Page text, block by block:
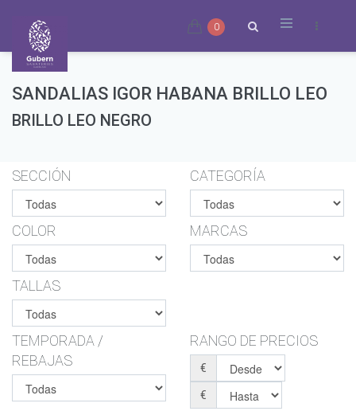
0
SANDALIAS IGOR HABANA BRILLO LEO
BRILLO LEO NEGRO
SECCIÓN CATEGORÍA
COLOR MARCAS
TALLAS
TEMPORADA /
REBAJAS
RANGO DE PRECIOS
€
€